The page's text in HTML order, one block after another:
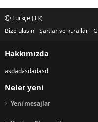
Türkçe (TR)
Bize ulaşın Şartlar ve kurallar
Hakkımızda
asdadasdadasd
Neler yeni
Yeni mesajlar